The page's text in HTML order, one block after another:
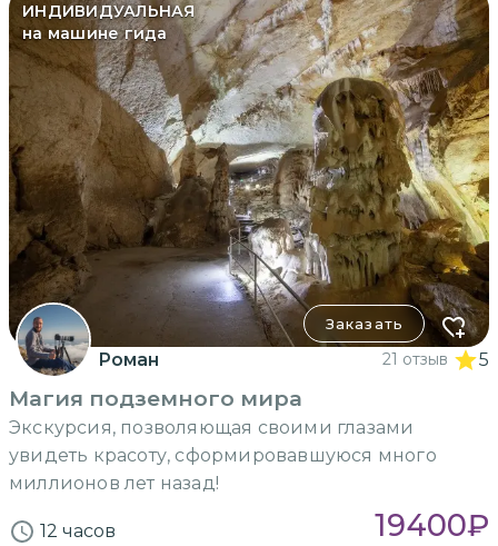
ИНДИВИДУАЛЬНАЯ
на машине гида
Заказать
Роман 21 отзыв 5
Магия подземного мира
Экскурсия, позволяющая своими глазами
увидеть красоту, сформировавшуюся много
миллионов лет назад!
12 часов 19400₽